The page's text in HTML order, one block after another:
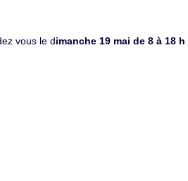
vous le dimanche 19 mai de 8 à 18 h